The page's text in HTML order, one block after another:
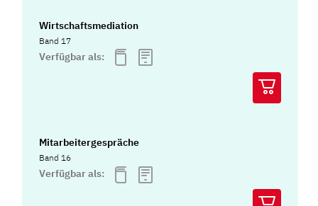
Wirtschaftsmediation
Band 17
Verfügbar als:
Mitarbeitergespräche
Band 16
Verfügbar als: